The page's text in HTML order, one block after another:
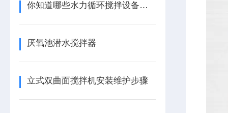
你知道哪些水力循环搅拌设备的检查与保养知识
厌氧池潜水搅拌器
立式双曲面搅拌机安装维护步骤